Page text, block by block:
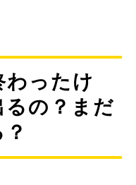
わったけ
るの？まだ